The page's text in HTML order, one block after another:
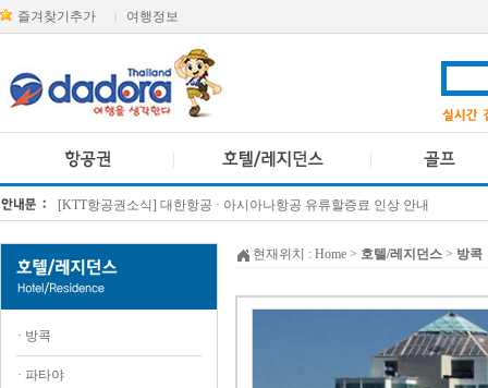
즐겨찾기추가 여행정보
방콕 데일리투어 새 브랜드 DA함께를 소개합니다
· 방콕
· 파타야
현재위치 : Home > 호텔/레지던스 > 방콕